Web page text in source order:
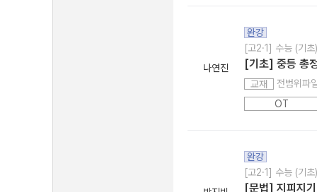
나연진
완강
[고2·1] 수능 (기초)
[기초] 중등 총
교재
전범위파
OT
완강
[고2·1] 수능 (기초)
[문법] 지피지